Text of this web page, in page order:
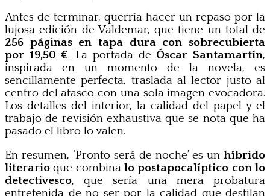
Antes de terminar, querría hacer un repaso por la
lujosa edición de Valdemar, que tiene un total de
256 páginas en tapa dura con sobrecubierta
por 19,50 €. La portada de Óscar Santamartín,
inspirada en un momento de la novela, es
sencillamente perfecta, traslada al lector justo al
centro del atasco con una sola imagen evocadora.
Los detalles del interior, la calidad del papel y el
trabajo de revisión exhaustiva que se nota que ha
pasado el libro lo valen.
En resumen, ‘Pronto será de noche’ es un híbrido
literario que combinalo postapocalíptico con lo
detectivesco, que sería una mera probatura
entretenida de no ser por la calidad que destilan